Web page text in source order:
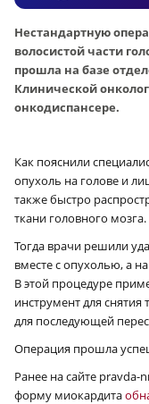
Нестандартную
волосистой части
прошла на базе
Клинической
онкодиспансере.
Как пояснили
опухоль на голове и
также быстро
ткани головного мозга.
Тогда врачи решили
вместе с опухолью, а
В этой процедуре
инструмент для снятия
для последующей
Операция прошла
Ранее на сайте
форму миокардита